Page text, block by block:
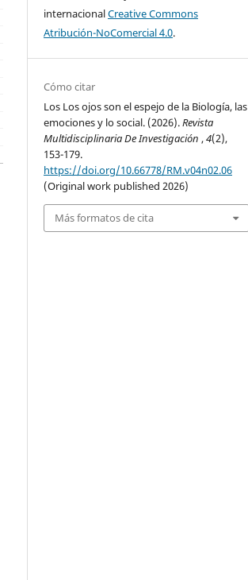
internacionalCreative Commons
Atribución-NoComercial 4.0.
Cómo citar
Los Los ojos son el espejo de la Biología, las
emociones y lo social. (2026).Revista
Multidisciplinaria De Investigación,4(2),
153-179.
https://doi.org/10.66778/RM.v04n02.06
(Original work published 2026)
Más formatos de cita